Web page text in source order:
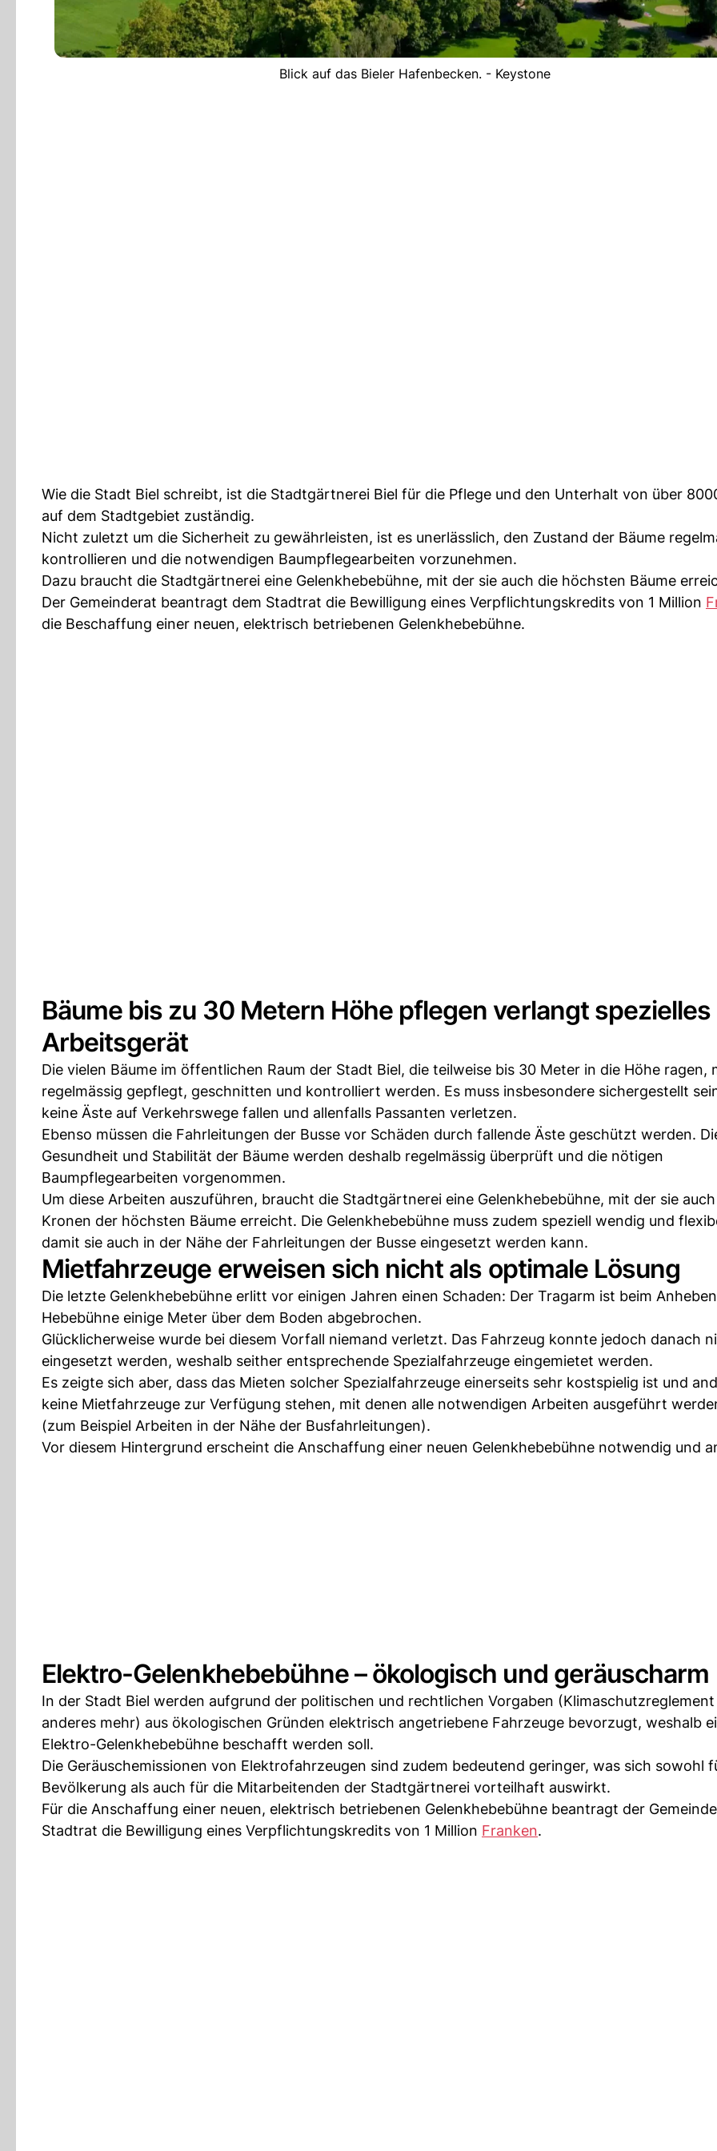
Blick auf das Bieler Hafenbecken. - Keystone
Wie die Stadt Biel schreibt, ist die Stadtgärtnerei Biel für die Pflege und den Unterhalt von über
auf dem Stadtgebiet zuständig.
Nicht zuletzt um die Sicherheit zu gewährleisten, ist es unerlässlich, den Zustand der Bäume
kontrollieren und die notwendigen Baumpflegearbeiten vorzunehmen.
Dazu braucht die Stadtgärtnerei eine Gelenkhebebühne, mit der sie auch die höchsten Bäume
Der Gemeinderat beantragt dem Stadtrat die Bewilligung eines Verpflichtungskredits von 1 Million
die Beschaffung einer neuen, elektrisch betriebenen Gelenkhebebühne.
Bäume bis zu 30 Metern Höhe pflegen verlangt spezielles
Arbeitsgerät
Die vielen Bäume im öffentlichen Raum der Stadt Biel, die teilweise bis 30 Meter in die Höhe ragen,
regelmässig gepflegt, geschnitten und kontrolliert werden. Es muss insbesondere sichergestellt
keine Äste auf Verkehrswege fallen und allenfalls Passanten verletzen.
Ebenso müssen die Fahrleitungen der Busse vor Schäden durch fallende Äste geschützt werden.
Gesundheit und Stabilität der Bäume werden deshalb regelmässig überprüft und die nötigen
Baumpflegearbeiten vorgenommen.
Um diese Arbeiten auszuführen, braucht die Stadtgärtnerei eine Gelenkhebebühne, mit der sie
Kronen der höchsten Bäume erreicht. Die Gelenkhebebühne muss zudem speziell wendig und
damit sie auch in der Nähe der Fahrleitungen der Busse eingesetzt werden kann.
Mietfahrzeuge erweisen sich nicht als optimale Lösung
Die letzte Gelenkhebebühne erlitt vor einigen Jahren einen Schaden: Der Tragarm ist beim
Hebebühne einige Meter über dem Boden abgebrochen.
Glücklicherweise wurde bei diesem Vorfall niemand verletzt. Das Fahrzeug konnte jedoch danach
eingesetzt werden, weshalb seither entsprechende Spezialfahrzeuge eingemietet werden.
Es zeigte sich aber, dass das Mieten solcher Spezialfahrzeuge einerseits sehr kostspielig ist und
keine Mietfahrzeuge zur Verfügung stehen, mit denen alle notwendigen Arbeiten ausgeführt
(zum Beispiel Arbeiten in der Nähe der Busfahrleitungen).
Vor diesem Hintergrund erscheint die Anschaffung einer neuen Gelenkhebebühne notwendig und
Elektro-Gelenkhebebühne – ökologisch und geräuscharm
In der Stadt Biel werden aufgrund der politischen und rechtlichen Vorgaben (Klimaschutz­reglement
anderes mehr) aus ökologischen Gründen elektrisch angetriebene Fahrzeuge bevorzugt, weshalb
Elektro-Gelenkhebebühne beschafft werden soll.
Die Geräusch­emissionen von Elektrofahrzeugen sind zudem bedeutend geringer, was sich sowohl
Bevölkerung als auch für die Mitarbeitenden der Stadtgärtnerei vorteilhaft auswirkt.
Für die Anschaffung einer neuen, elektrisch betriebenen Gelenkhebebühne beantragt der
Stadtrat die Bewilligung eines Verpflichtungskredits von 1 Million Franken.